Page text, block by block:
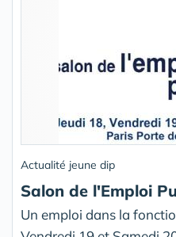
Actualité jeune dip
Salon de l'Emploi
Un emploi dans la